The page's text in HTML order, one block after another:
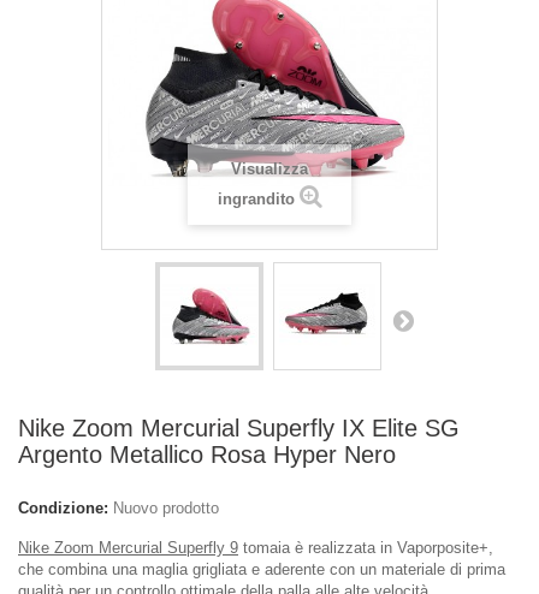
Visualizza
ingrandito
Nike Zoom Mercurial Superfly IX Elite SG
Argento Metallico Rosa Hyper Nero
Condizione: Nuovo prodotto
Nike Zoom Mercurial Superfly 9 tomaia è realizzata in Vaporposite+,
che combina una maglia grigliata e aderente con un materiale di prima